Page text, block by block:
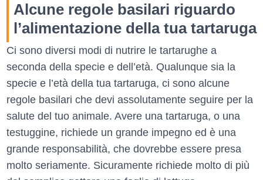
Alcune regole basilari riguardo
l’alimentazione della tua tartaruga
Ci sono diversi modi di nutrire le tartarughe a
seconda della specie e dell’età. Qualunque sia la
specie e l’età della tua tartaruga, ci sono alcune
regole basilari che devi assolutamente seguire per la
salute del tuo animale. Avere una tartaruga, o una
testuggine, richiede un grande impegno ed è una
grande responsabilità, che dovrebbe essere presa
molto seriamente. Sicuramente richiede molto di più